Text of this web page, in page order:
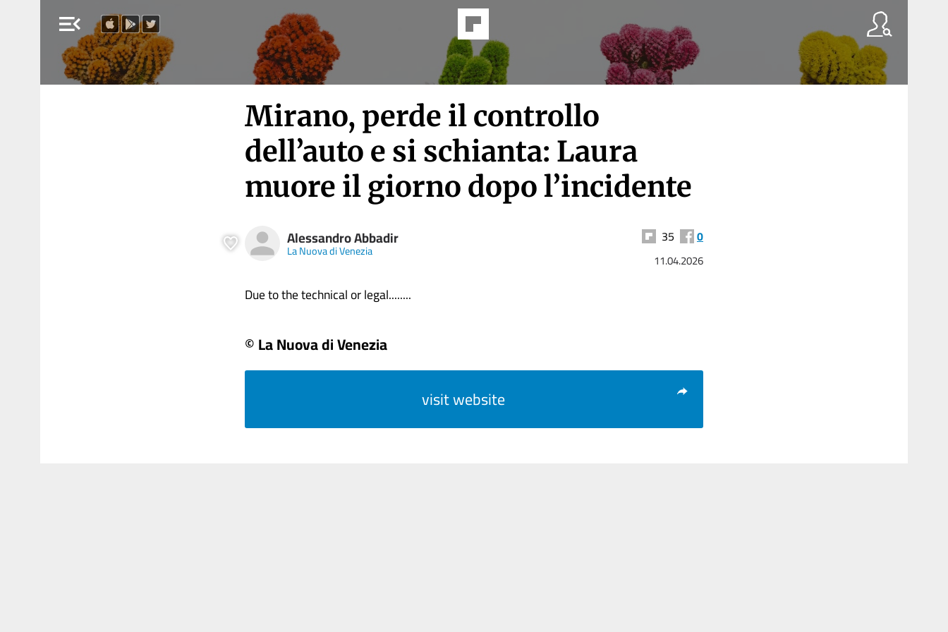
menu_open
Mirano, perde il controllo
dell’auto e si schianta: Laura
muore il giorno dopo l’incidente
Alessandro Abbadir
La Nuova di Venezia
35 0
11.04.2026
Due to the technical or legal........
© La Nuova di Venezia
visit website